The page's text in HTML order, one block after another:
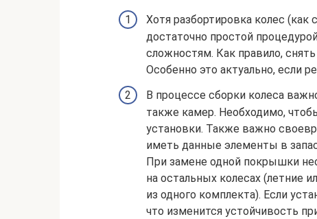
Хотя разбортировка колес (как
достаточно простой
сложностям. Как правило,
Особенно это актуально, если
В процессе сборки колеса
также камер. Необходимо,
установки. Также важно
иметь данные элементы в
При замене одной покрышки
на остальных колесах (летние
из одного комплекта). Если
что изменится устойчивость